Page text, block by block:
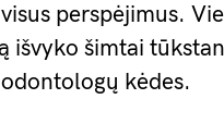
perspėjimus.
išvyko šimtai
kėdes.